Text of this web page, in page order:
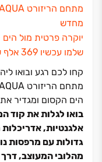
מחדש
יוקרה פרטית מול
שלמו עכשיו 369 אלף ש"ח והיתרה בסמוך לאכלוס
קחו לכם רגע ובואו
הים הקסום ומגדיר
בואו לגלות את קוד
אלגנטיות,
גדולות עם מרפסות